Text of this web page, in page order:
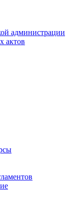
администрации
актов